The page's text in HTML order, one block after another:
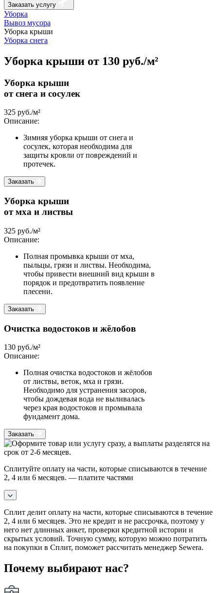
Заказать услугу
Уборка
Вывоз мусора
Уборка крыши
Уборка снега
Уборка крыши от 130 руб./м²
Уборка крыши
от снега и сосулек
325 руб./м²
Описание:
Зимняя уборка крыши от снега и
сосулек, которая необходима для
защиты кровли от повреждений и
протечек.
Заказать
Уборка крыши
от мха и листвы
325 руб./м²
Описание:
Полная промывка крыши от мха,
пыльцы, грязи и листвы. Необходима,
чтобы привести внешний вид крыши в
порядок и предотвратить появление
плесени.
Заказать
Очистка водостоков и жёлобов
130 руб./м²
Описание:
Полная очистка водостоков и жёлобов
от листвы, веток, мха и грязи.
Необходимо для устранения засоров,
чтобы дождевая вода не выливалась
через края водостоков и промывала
фундамент дома.
Заказать
Сплитуйте оплату на части, которые списываются в течение
2, 4 или 6 месяцев. — платите частями
Сплит делит оплату на части, которые списываются в течение
2, 4 или 6 месяцев. Это не кредит и не рассрочка, поэтому у
него нет длинных анкет, проверки кредитной истории и
скрытых условий. Точную сумму, которую можно потратить
на покупки в Сплит, поможет рассчитать менеджер Sewera.
Почему выбирают нас?